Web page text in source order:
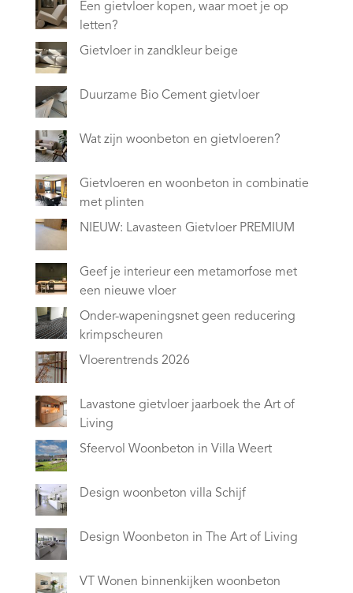
Een gietvloer kopen, waar moet je op
letten?
Gietvloer in zandkleur beige
Duurzame Bio Cement gietvloer
Wat zijn woonbeton en gietvloeren?
Gietvloeren en woonbeton in combinatie
met plinten
NIEUW: Lavasteen Gietvloer PREMIUM
Geef je interieur een metamorfose met
een nieuwe vloer
Onder-wapeningsnet geen reducering
krimpscheuren
Vloerentrends 2026
Lavastone gietvloer jaarboek the Art of
Living
Sfeervol Woonbeton in Villa Weert
Design woonbeton villa Schijf
Design Woonbeton in The Art of Living
VT Wonen binnenkijken woonbeton